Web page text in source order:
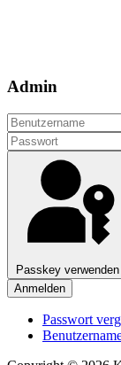
Admin
Passkey verwenden
Anmelden
Passwort